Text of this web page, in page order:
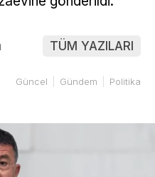
TÜM YAZILARI
Güncel Gündem Politika